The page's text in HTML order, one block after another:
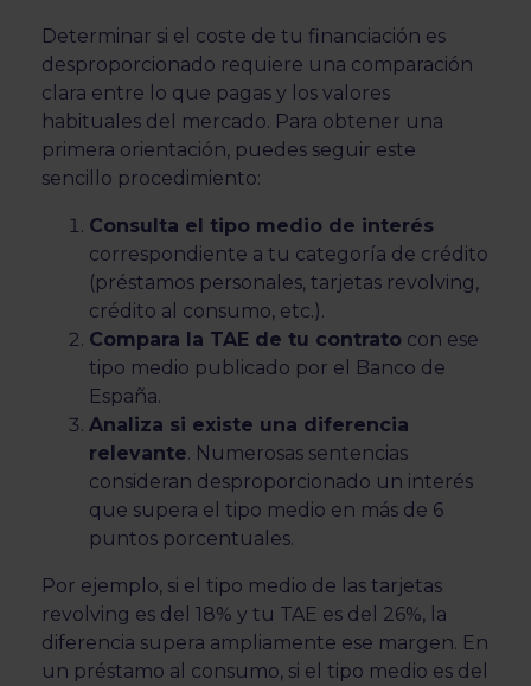
Determinar si el coste de tu financiación es
desproporcionado requiere una comparación
clara entre lo que pagas y los valores
habituales del mercado. Para obtener una
primera orientación, puedes seguir este
sencillo procedimiento:
Consulta el tipo medio de interés
correspondiente a tu categoría de crédito
(préstamos personales, tarjetas revolving,
crédito al consumo, etc.).
Compara la TAE de tu contrato con ese
tipo medio publicado por el Banco de
España.
Analiza si existe una diferencia
relevante. Numerosas sentencias
consideran desproporcionado un interés
que supera el tipo medio en más de 6
puntos porcentuales.
Por ejemplo, si el tipo medio de las tarjetas
revolving es del 18% y tu TAE es del 26%, la
diferencia supera ampliamente ese margen. En
un préstamo al consumo, si el tipo medio es del